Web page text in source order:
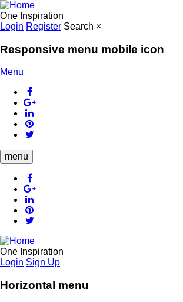
Skip
to
main
One Inspiration
Login Register Search ×
Responsive menu mobile icon
Menu
menu
One Inspiration
Login Sign Up
Horizontal menu